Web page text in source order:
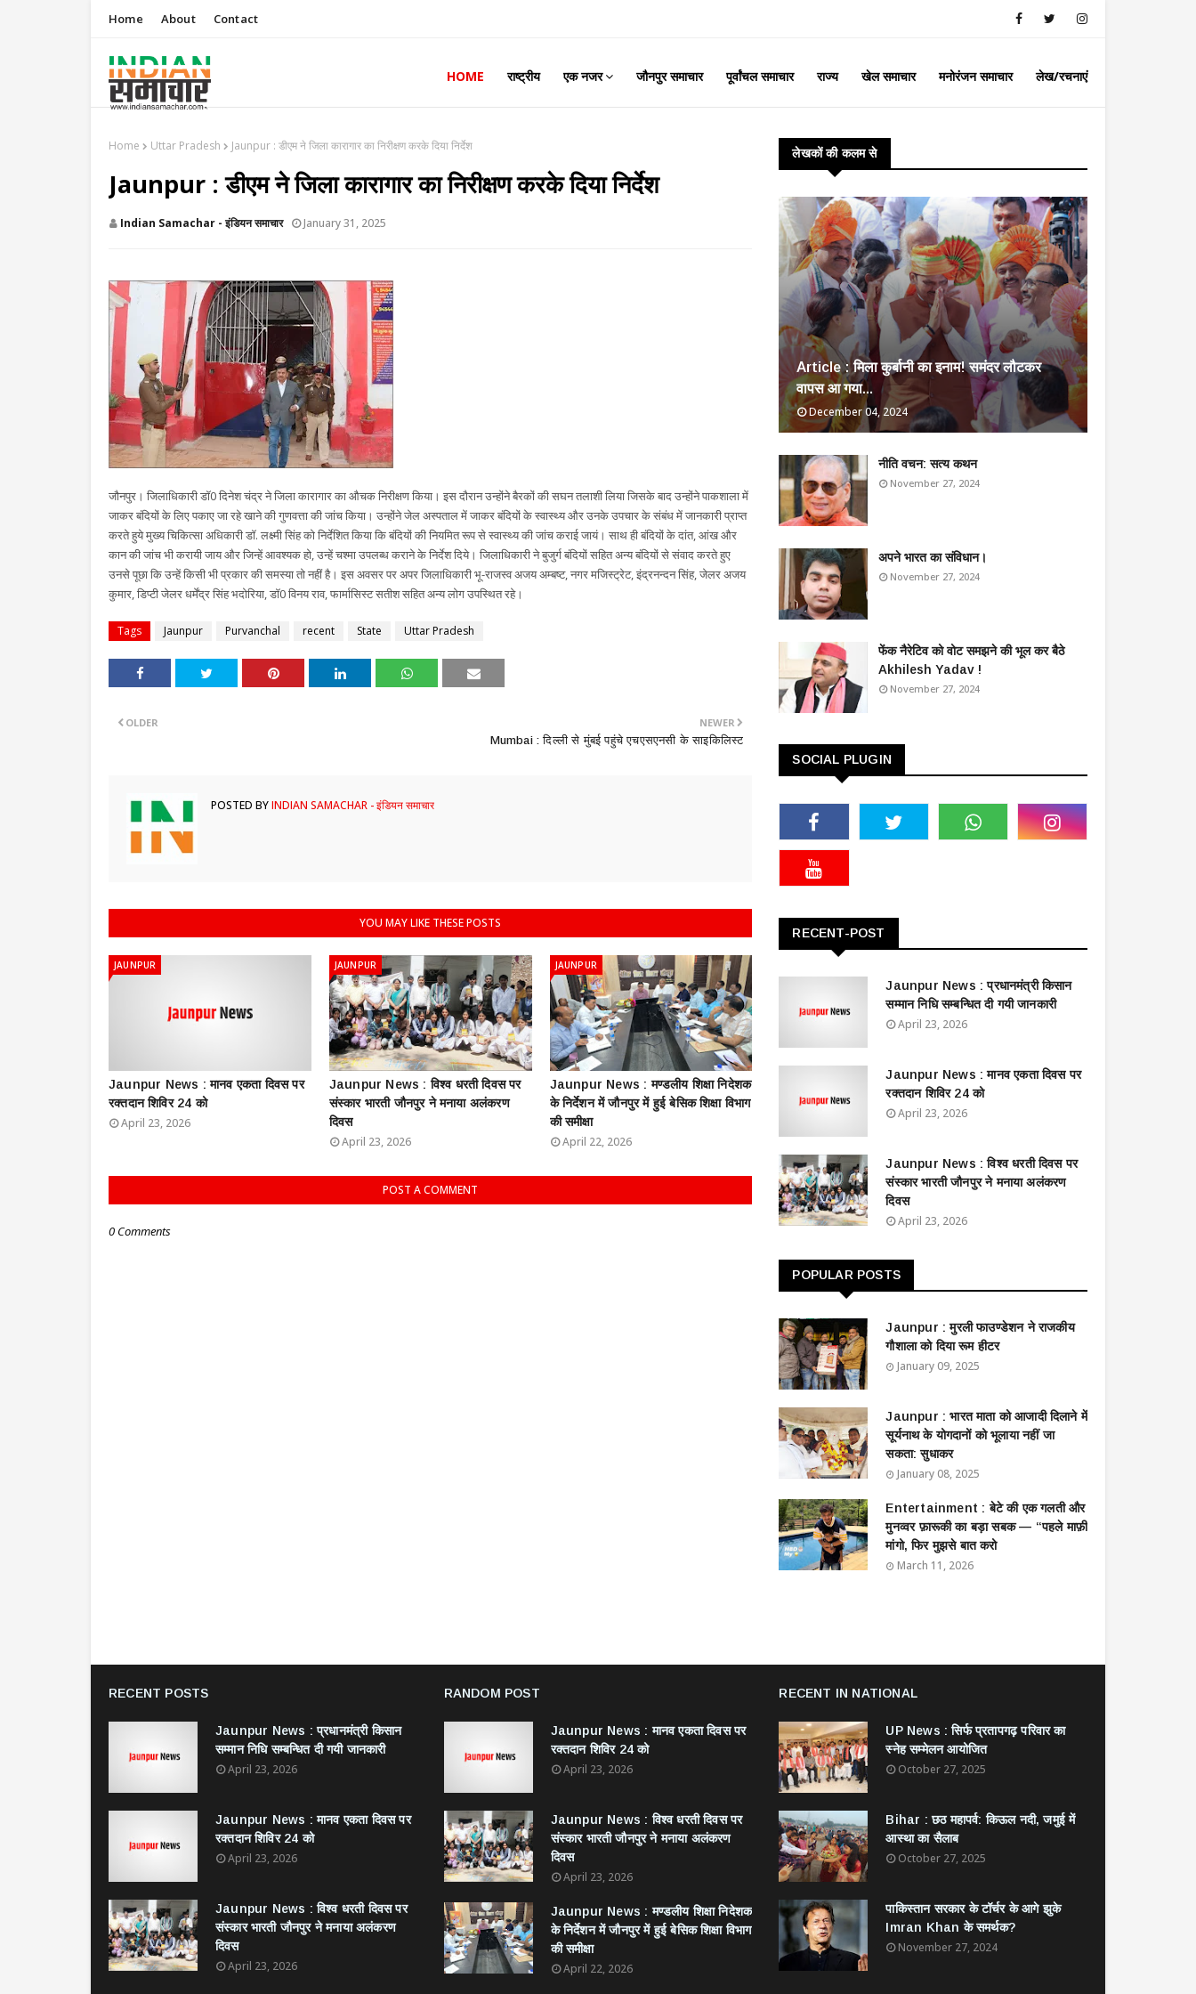
Home About Contact
HOME राष्ट्रीय एक नजर जौनपुर समाचार पूर्वांचल समाचार राज्य खेल समाचार मनोरंजन समाचार लेख/रचनाएं
Home Uttar Pradesh Jaunpur : ​डीएम ने जिला कारागार का निरीक्षण करके दिया निर्देश
Jaunpur : ​डीएम ने जिला कारागार का निरीक्षण करके दिया निर्देश
Indian Samachar - इंडियन समाचार January 31, 2025
जौनपुर। जिलाधिकारी डॉ0 दिनेश चंद्र ने जिला कारागार का औचक निरीक्षण किया। इस दौरान उन्होंने बैरकों की सघन तलाशी लिया जिसके बाद उन्होंने पाकशाला में
जाकर बंदियों के लिए पकाए जा रहे खाने की गुणवत्ता की जांच किया। उन्होंने जेल अस्पताल में जाकर बंदियों के स्वास्थ्य और उनके उपचार के संबंध में जानकारी प्राप्त
करते हुये मुख्य चिकित्सा अधिकारी डॉ. लक्ष्मी सिंह को निर्देशित किया कि बंदियों की नियमित रूप से स्वास्थ्य की जांच कराई जायं। साथ ही बंदियों के दांत, आंख और
कान की जांच भी करायी जाय और जिन्हें आवश्यक हो, उन्हें चश्मा उपलब्ध कराने के निर्देश दिये। जिलाधिकारी ने बुजुर्ग बंदियों सहित अन्य बंदियों से संवाद करते हुए
उनसे पूछा कि उन्हें किसी भी प्रकार की समस्या तो नहीं है। इस अवसर पर अपर जिलाधिकारी भू-राजस्व अजय अम्बष्ट, नगर मजिस्ट्रेट, इंद्रनन्दन सिंह, जेलर अजय
कुमार, डिप्टी जेलर धर्मेंद्र सिंह भदोरिया, डॉ0 विनय राव, फार्मासिस्ट सतीश सहित अन्य लोग उपस्थित रहे।
Tags Jaunpur Purvanchal recent State Uttar Pradesh
NEWER
Mumbai : दिल्ली से मुंबई पहुंचे एचएसएनसी के साइकिलिस्ट
OLDER
POSTED BYINDIAN SAMACHAR - इंडियन समाचार
YOU MAY LIKE THESE POSTS
JAUNPUR
Jaunpur News : ​मानव एकता दिवस पर
रक्तदान शिविर 24 को
April 23, 2026
JAUNPUR
Jaunpur News : विश्व धरती दिवस पर
संस्कार भारती जौनपुर ने मनाया अलंकरण
दिवस
April 23, 2026
JAUNPUR
Jaunpur News : ​मण्डलीय शिक्षा निदेशक
के निर्देशन में जौनपुर में हुई बेसिक शिक्षा विभाग
की समीक्षा
April 22, 2026
POST A COMMENT
0 Comments
लेखकों की कलम से
Article : मिला कुर्बानी का इनाम! समंदर लौटकर
वापस आ गया...
December 04, 2024
​नीति वचन: सत्य कथन
November 27, 2024
अपने भारत का संविधान।
November 27, 2024
फेंक नैरेटिव को वोट समझने की भूल कर बैठे
Akhilesh Yadav !
November 27, 2024
SOCIAL PLUGIN
RECENT-POST
Jaunpur News : ​प्रधानमंत्री किसान
सम्मान निधि सम्बन्धित दी गयी जानकारी
April 23, 2026
Jaunpur News : ​मानव एकता दिवस पर
रक्तदान शिविर 24 को
April 23, 2026
Jaunpur News : विश्व धरती दिवस पर
संस्कार भारती जौनपुर ने मनाया अलंकरण
दिवस
April 23, 2026
POPULAR POSTS
Jaunpur : ​मुरली फाउण्डेशन ने राजकीय
गौशाला को दिया रूम हीटर
January 09, 2025
Jaunpur : ​भारत माता को आजादी दिलाने में
सूर्यनाथ के योगदानों को भूलाया नहीं जा
सकता: सुधाकर
January 08, 2025
Entertainment : बेटे की एक गलती और
मुनव्वर फ़ारूकी का बड़ा सबक — “पहले माफ़ी
मांगो, फिर मुझसे बात करो
March 11, 2026
RECENT POSTS
Jaunpur News : ​प्रधानमंत्री किसान
सम्मान निधि सम्बन्धित दी गयी जानकारी
April 23, 2026
Jaunpur News : ​मानव एकता दिवस पर
रक्तदान शिविर 24 को
April 23, 2026
Jaunpur News : विश्व धरती दिवस पर
संस्कार भारती जौनपुर ने मनाया अलंकरण
दिवस
April 23, 2026
RANDOM POST
Jaunpur News : ​मानव एकता दिवस पर
रक्तदान शिविर 24 को
April 23, 2026
Jaunpur News : विश्व धरती दिवस पर
संस्कार भारती जौनपुर ने मनाया अलंकरण
दिवस
April 23, 2026
Jaunpur News : ​मण्डलीय शिक्षा निदेशक
के निर्देशन में जौनपुर में हुई बेसिक शिक्षा विभाग
की समीक्षा
April 22, 2026
RECENT IN NATIONAL
UP News : सिर्फ प्रतापगढ़ परिवार का
स्नेह सम्मेलन आयोजित
October 27, 2025
Bihar : छठ महापर्व: किऊल नदी, जमुई में
आस्था का सैलाब
October 27, 2025
​पाकिस्तान सरकार के टॉर्चर के आगे झुके
Imran Khan के समर्थक?
November 27, 2024